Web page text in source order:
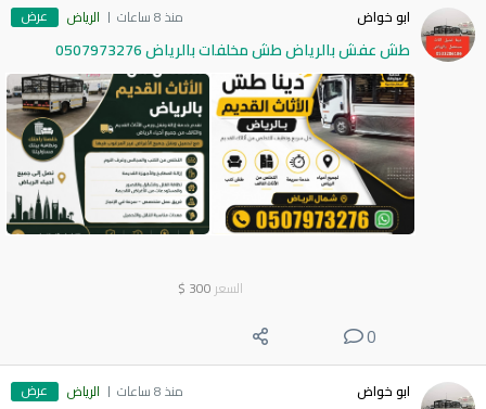
ابو خواض منذ 8 ساعات الرياض عرض
طش عفش بالرياض طش مخلفات بالرياض 0507973276
السعر 300
$
0
ابو خواض منذ 8 ساعات الرياض عرض